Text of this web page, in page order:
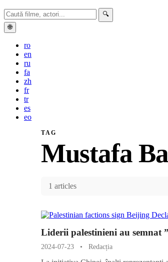
🔍
🌐
ro
en
ru
fa
zh
fr
tr
es
eo
TAG
Mustafa
1 articles
Liderii palestinieni au semnat
2024-07-23 • Redacția